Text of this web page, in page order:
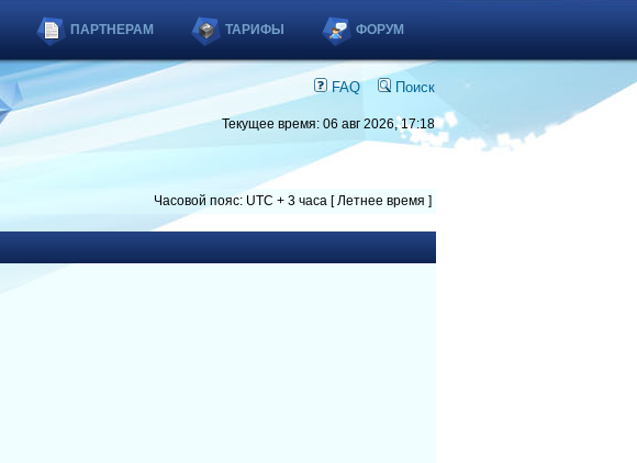
ПАРТНЕРАМ ТАРИФЫ ФОРУМ
FAQ Поиск
Текущее время: 06 авг 2026, 17:18
Часовой пояс: UTC + 3 часа [ Летнее время ]